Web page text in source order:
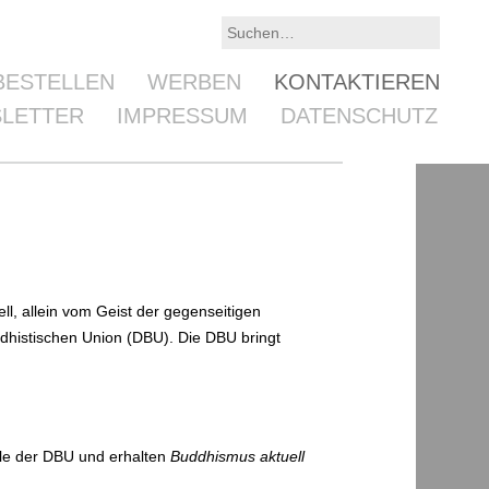
WERBEN
KONTAKTIEREN
IMPRESSUM DATENSCHUTZ­
allein vom Geist der gegenseitigen
Union (DBU). Die DBU bringt
der DBU und erhaltenBuddhismus aktuell